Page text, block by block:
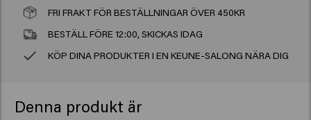
FRI FRAKT FÖR BESTÄLLNINGAR ÖVER 450KR
BESTÄLL FÖRE 12:00, SKICKAS IDAG
KÖP DINA PRODUKTER I EN KEUNE-SALONG NÄRA DIG
Denna produkt är